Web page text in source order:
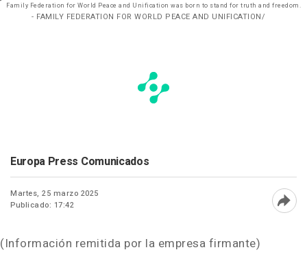
Family Federation for World Peace and Unification was born to stand for truth and freedom.
- FAMILY FEDERATION FOR WORLD PEACE AND UNIFICATION/
Europa Press Comunicados
Martes, 25 marzo 2025
Publicado: 17:42
(Información remitida por la empresa firmante)